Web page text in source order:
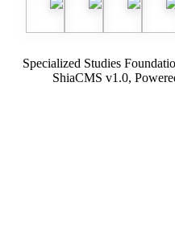
Specialized